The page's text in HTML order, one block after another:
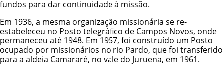
fundos para dar continuidade à missão.
Em 1936, a mesma organização missionária se re-
estabeleceu no Posto telegráfico de Campos Novos, onde
permaneceu até 1948. Em 1957, foi construído um Posto
ocupado por missionários no rio Pardo, que foi transferido
para a aldeia Camararé, no vale do Juruena, em 1961.